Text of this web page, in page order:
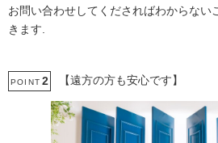
お問い合わせしてくださればわからない
きます.
POINT 2 【遠方の方も安心です】